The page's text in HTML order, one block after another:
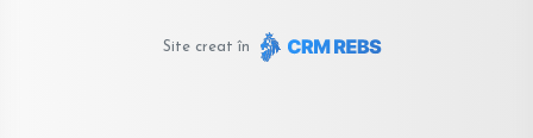
Site creat în